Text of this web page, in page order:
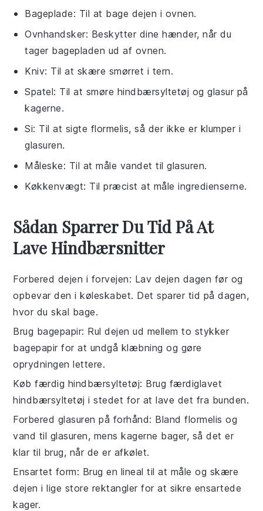
Bageplade: Til at bage dejen i ovnen.
Ovnhandsker: Beskytter dine hænder, når du
tager bagepladen ud af ovnen.
Kniv: Til at skære smørret i tern.
Spatel: Til at smøre hindbærsyltetøj og glasur på
kagerne.
Si: Til at sigte flormelis, så der ikke er klumper i
glasuren.
Måleske: Til at måle vandet til glasuren.
Køkkenvægt: Til præcist at måle ingredienserne.
Sådan Sparrer Du Tid På At
Lave Hindbærsnitter
Forbered dejen i forvejen: Lav dejen dagen før og
opbevar den i køleskabet. Det sparer tid på dagen,
hvor du skal bage.
Brug bagepapir: Rul dejen ud mellem to stykker
bagepapir for at undgå klæbning og gøre
oprydningen lettere.
Køb færdig hindbærsyltetøj: Brug færdiglavet
hindbærsyltetøj i stedet for at lave det fra bunden.
Forbered glasuren på forhånd: Bland flormelis og
vand til glasuren, mens kagerne bager, så det er
klar til brug, når de er afkølet.
Ensartet form: Brug en lineal til at måle og skære
dejen i lige store rektangler for at sikre ensartede
kager.